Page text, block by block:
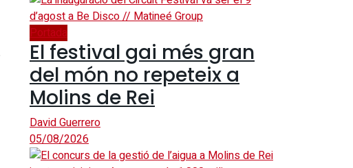
Portada
El festival gai més gran
del món no repeteix a
Molins de Rei
David Guerrero
05/08/2026